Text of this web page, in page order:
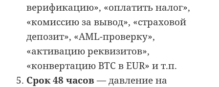
верификацию», «оплатить налог»,
«комиссию за вывод», «страховой
депозит», «AML-проверку»,
«активацию реквизитов»,
«конвертацию BTC в EUR» и т.п.
Срок 48 часов — давление на